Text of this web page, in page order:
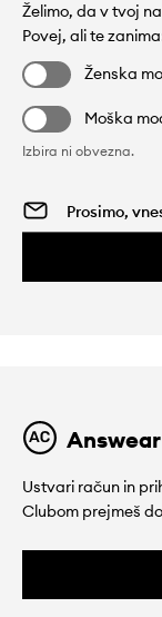
Želimo, da v tvoj
Povej, ali te
Ženska
Moška
Izbira ni obvezna.
Ustvari račun in
Clubom prejmeš do